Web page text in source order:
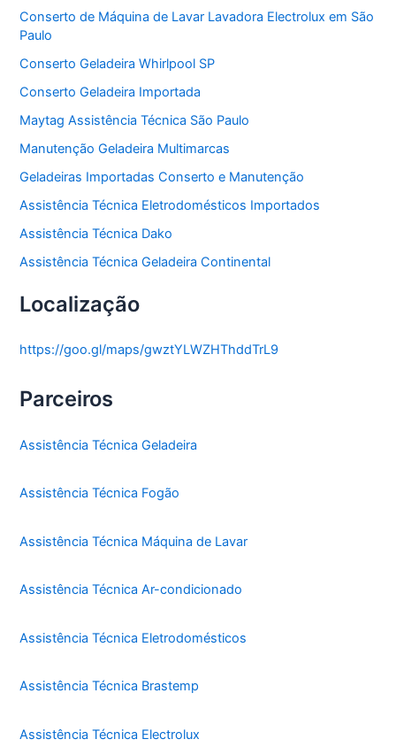
a
s
Conserto de Máquina de Lavar Lavadora Electrolux em São
Paulo
Conserto Geladeira Whirlpool SP
Conserto Geladeira Importada
Maytag Assistência Técnica São Paulo
Manutenção Geladeira Multimarcas
Geladeiras Importadas Conserto e Manutenção
Assistência Técnica Eletrodomésticos Importados
Assistência Técnica Dako
Assistência Técnica Geladeira Continental
Localização
https://goo.gl/maps/gwztYLWZHThddTrL9
Parceiros
Assistência Técnica Geladeira
Assistência Técnica Fogão
Assistência Técnica Máquina de Lavar
Assistência Técnica Ar-condicionado
Assistência Técnica Eletrodomésticos
Assistência Técnica Brastemp
Assistência Técnica Electrolux